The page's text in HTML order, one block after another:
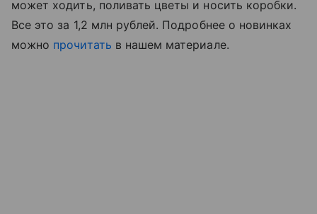
может ходить, поливать цветы и носить коробки.
Все это за 1,2 млн рублей. Подробнее о новинках
можно прочитать в нашем материале.